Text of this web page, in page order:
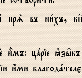
прS въ ни1хъ,
цaріе
и4ми